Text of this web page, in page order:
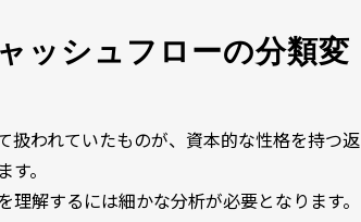
ッシュフローの分類変
扱われていたものが、資本的な性格を持つ返
。
解するには細かな分析が必要となります。